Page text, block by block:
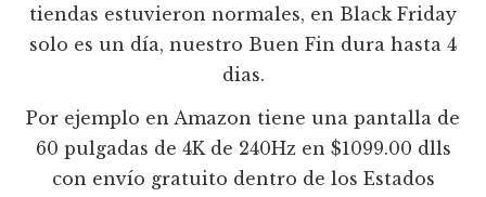
tiendas estuvieron normales, en Black Friday
solo es un día, nuestro Buen Fin dura hasta 4
dias.
Por ejemplo en Amazon tiene una pantalla de
60 pulgadas de 4K de 240Hz en $1099.00 dlls
con envío gratuito dentro de los Estados